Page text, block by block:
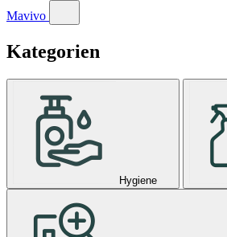
Mavivo
Kategorien
Hygiene